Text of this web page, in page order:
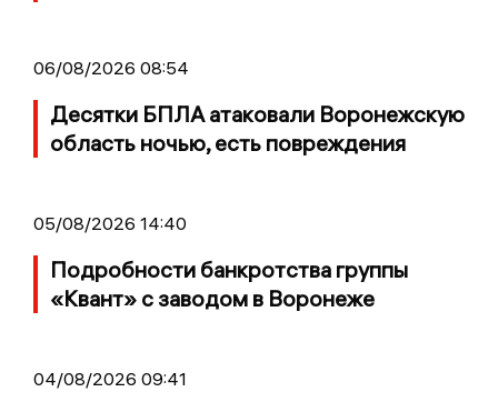
06/08/2026 08:54
Десятки БПЛА атаковали Воронежскую
область ночью, есть повреждения
05/08/2026 14:40
Подробности банкротства группы
«Квант» с заводом в Воронеже
04/08/2026 09:41